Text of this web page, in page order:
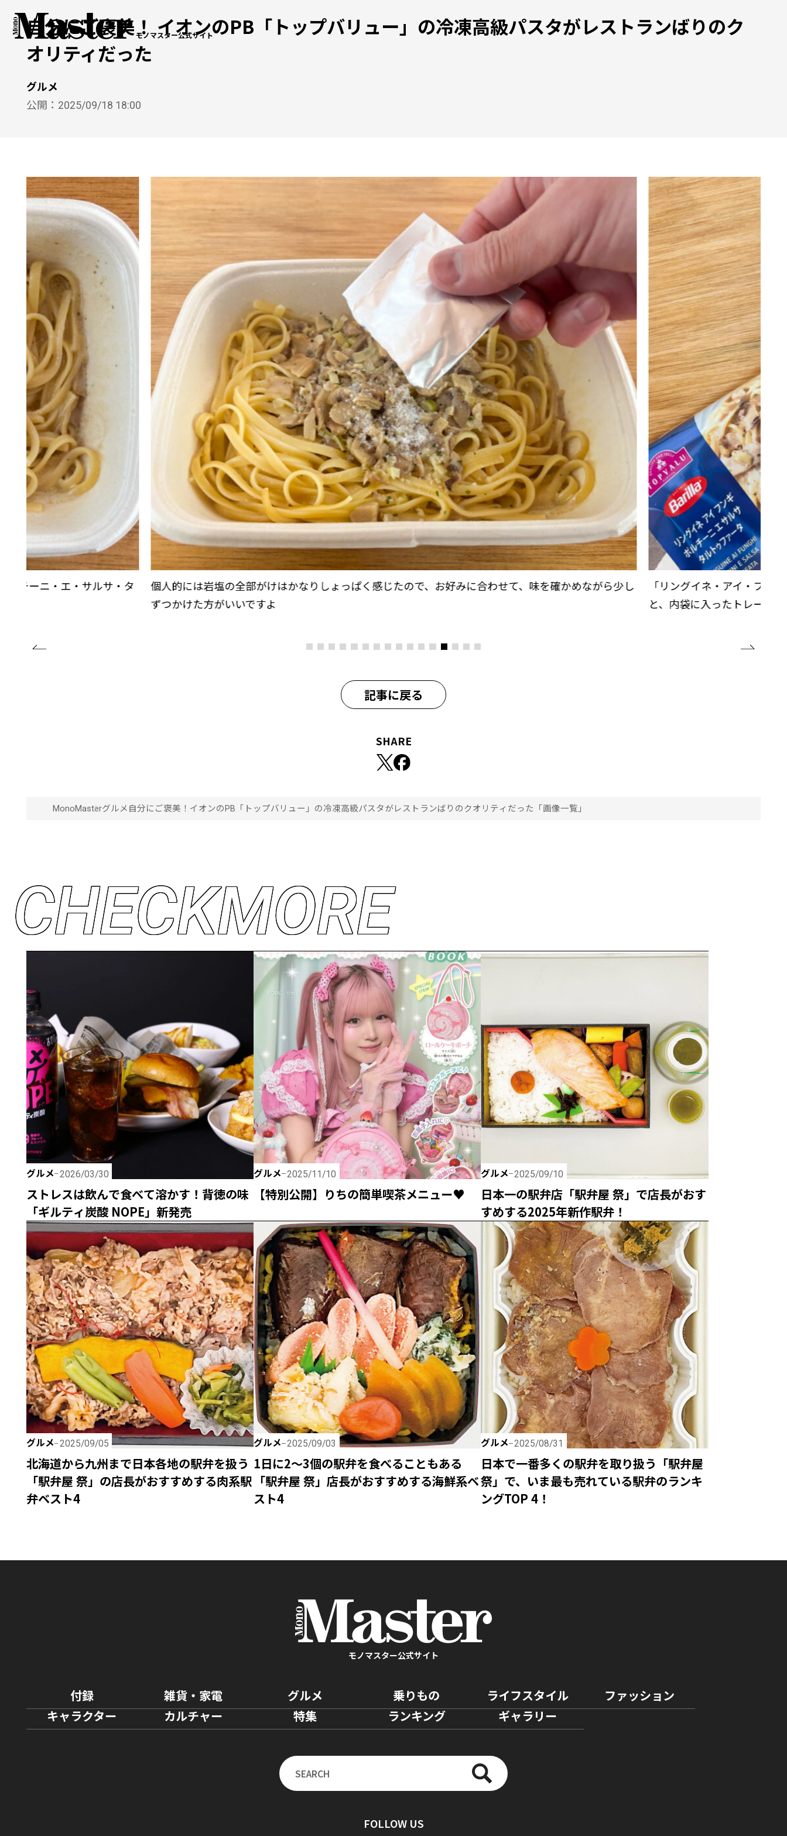
モノマスター公式サイト
自分にご褒美！ イオンのPB「トップバリュー」の冷凍高級パスタがレストランばりのク
オリティだった
グルメ
公開： 2025/09/18 18:00
ルチーニ・エ・サルサ・タ
個人的には岩塩の全部がけはかなりしょっぱく感じたので、お好みに合わせて、味を確かめながら少し
ずつかけた方がいいですよ
「リングイネ・アイ・フン
と、内袋に入ったトレーと
記事に戻る
SHARE
MonoMasterグルメ 自分にご褒美！イオンのPB「トップバリュー」の冷凍高級パスタがレストランばりのクオリティだった「画像一覧」
CHECKMORE
グルメ 2026/03/30
ストレスは飲んで食べて溶かす！背徳の味
「ギルティ炭酸 NOPE」新発売
グルメ 2025/11/10
【特別公開】りちの簡単喫茶メニュー♥
グルメ 2025/09/10
日本一の駅弁店「駅弁屋 祭」で店長がおす
すめする2025年新作駅弁！
グルメ 2025/09/05
北海道から九州まで日本各地の駅弁を扱う
「駅弁屋 祭」の店長がおすすめする肉系駅
弁ベスト4
グルメ 2025/09/03
1日に2～3個の駅弁を食べることもある
「駅弁屋 祭」店長がおすすめする海鮮系ベ
スト4
グルメ 2025/08/31
日本で一番多くの駅弁を取り扱う「駅弁屋
祭」で、いま最も売れている駅弁のランキ
ングTOP 4！
モノマスター公式サイト
付録 雑貨・家電 グルメ 乗りもの ライフスタイル
ファッション
キャラクター
カルチャー 特集 ランキング ギャラリー
FOLLOW US